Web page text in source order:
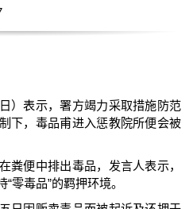
）表示，署方竭力采取措施防范
下，毒品甫进入惩教院所便会被
粪便中排出毒品，发言人表示，
零毒品”的羁押环境。